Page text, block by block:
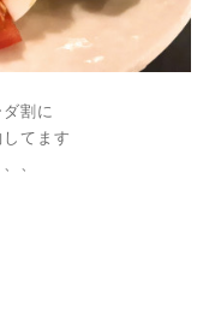
割に
てます
、